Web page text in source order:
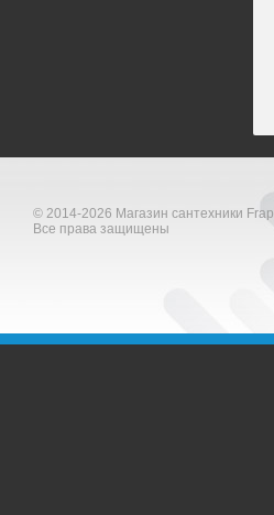
© 2014-2026 Магазин сантехники Frap
Все права защищены